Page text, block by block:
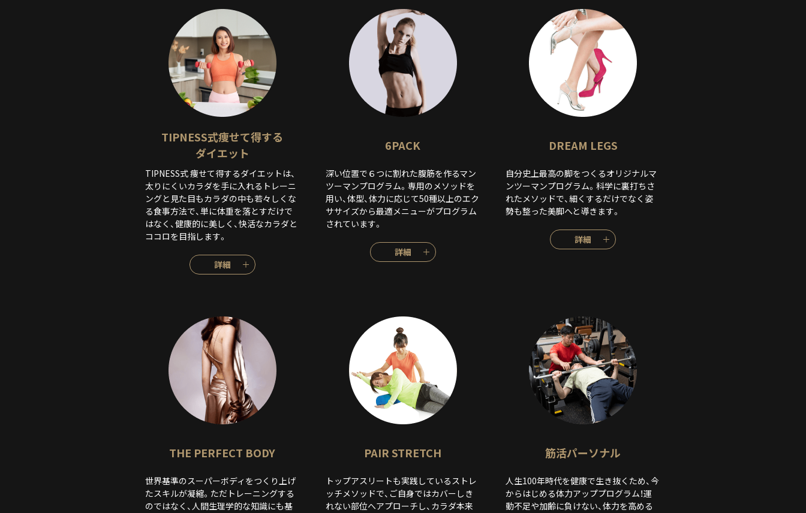
TIPNESS式痩せて得する
ダイエット
TIPNESS式 痩せて得するダイエットは、
太りにくいカラダを手に入れるトレーニ
ングと見た目もカラダの中も若々しくな
る食事方法で、単に体重を落とすだけで
はなく、健康的に美しく、快活なカラダと
ココロを目指します。
詳細
6PACK
深い位置で６つに割れた腹筋を作るマン
ツーマンプログラム。専用のメソッドを
用い、体型、体力に応じて50種以上のエク
ササイズから最適メニューがプログラム
されています。
詳細
DREAM LEGS
自分史上最高の脚をつくるオリジナルマ
ンツーマンプログラム。科学に裏打ちさ
れたメソッドで、細くするだけでなく姿
勢も整った美脚へと導きます。
詳細
THE PERFECT BODY
世界基準のスーパーボディをつくり上げ
たスキルが凝縮。ただトレーニングする
のではなく、人間生理学的な知識にも基
PAIR STRETCH
トップアスリートも実践しているストレ
ッチメソッドで、ご自身ではカバーしき
れない部位へアプローチし、カラダ本来
筋活パーソナル
人生100年時代を健康で生き抜くため、今
からはじめる体力アッププログラム！運
動不足や加齢に負けない、体力を高める